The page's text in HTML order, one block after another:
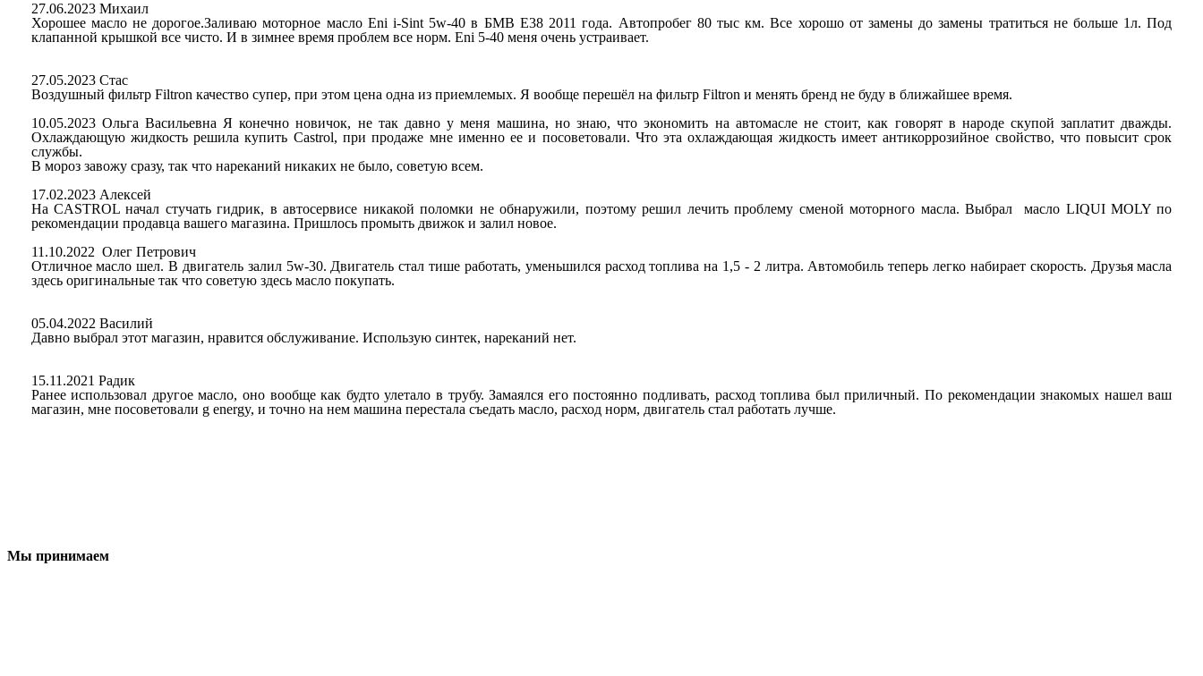
27.06.2023 Михаил
Хорошее масло не дорогое.Заливаю моторное масло Eni i-Sint 5w-40 в БМВ E38 2011 года. Автопробег 80 тыс км. Все хорошо от замены до замены тратиться не больше 1л. Под
клапанной крышкой все чисто. И в зимнее время проблем все норм. Eni 5-40 меня очень устраивает.
27.05.2023 Стас
Воздушный фильтр Filtron качество супер, при этом цена одна из приемлемых. Я вообще перешёл на фильтр Filtron и менять бренд не буду в ближайшее время.
10.05.2023 Ольга Васильевна Я конечно новичок, не так давно у меня машина, но знаю, что экономить на автомасле не стоит, как говорят в народе скупой заплатит дважды.
Охлаждающую жидкость решила купить Castrol, при продаже мне именно ее и посоветовали. Что эта охлаждающая жидкость имеет антикоррозийное свойство, что повысит срок
службы.
В мороз завожу сразу, так что нареканий никаких не было, советую всем.
17.02.2023 Алексей
На CASTROL начал стучать гидрик, в автосервисе никакой поломки не обнаружили, поэтому решил лечить проблему сменой моторного масла. Выбрал масло LIQUI MOLY по
рекомендации продавца вашего магазина. Пришлось промыть движок и залил новое.
11.10.2022 Олег Петрович
Отличное масло шел. В двигатель залил 5w-30. Двигатель стал тише работать, уменьшился расход топлива на 1,5 - 2 литра. Автомобиль теперь легко набирает скорость. Друзья масла
здесь оригинальные так что советую здесь масло покупать.
05.04.2022 Василий
Давно выбрал этот магазин, нравится обслуживание. Использую синтек, нареканий нет.
15.11.2021 Радик
Ранее использовал другое масло, оно вообще как будто улетало в трубу. Замаялся его постоянно подливать, расход топлива был приличный. По рекомендации знакомых нашел ваш
магазин, мне посоветовали g energy, и точно на нем машина перестала съедать масло, расход норм, двигатель стал работать лучше.
Мы принимаем